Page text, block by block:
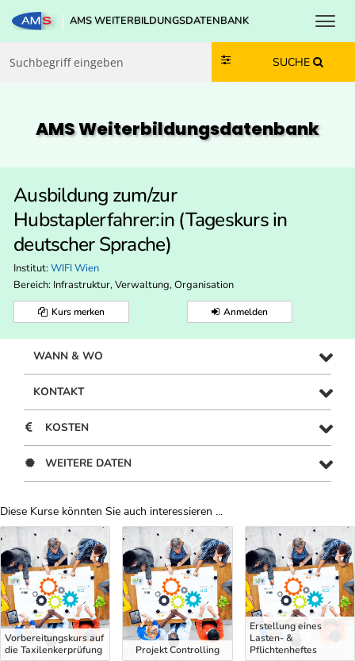
Zum Inhalt springen
Zum Navmenü springen
Zur Suche springen
Zur Footer springen
AMS WEITERBILDUNGSDATENBANK
SUCHE
AMS Weiterbildungs­datenbank
Ausbildung zum/zur
Hubstaplerfahrer:in (Tageskurs in
deutscher Sprache)
Institut: WIFI Wien
Bereich: Infrastruktur, Verwaltung, Organisation
Kurs merken Anmelden
WANN & WO
KONTAKT
KOSTEN
WEITERE DATEN
Diese Kurse könnten Sie auch interessieren ...
Uber Weiterbildungsvorschläge
Vorbereitungskurs auf
die Taxilenkerprüfung
Projekt Controlling
Erstellung eines
Lasten- &
Pflichtenheftes